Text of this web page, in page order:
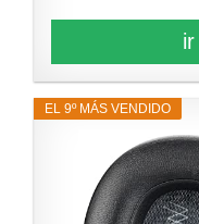
EL 9º MÁS VENDIDO